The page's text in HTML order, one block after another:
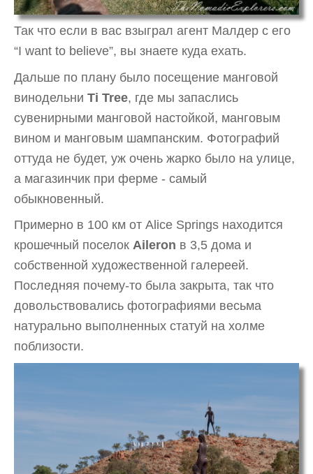
Так что если в вас взыграл агент Малдер с его
“I want to believe”, вы знаете куда ехать.
Дальше по плану было посещение манговой
винодельни Ti Tree, где мы запаслись
сувенирными манговой настойкой, манговым
вином и манговым шампанским. Фотографий
оттуда не будет, уж очень жарко было на улице,
а магазинчик при ферме - самый
обыкновенный.
Примерно в 100 км от Alice Springs находится
крошечный поселок Aileron в 3,5 дома и
собственной художественной галереей.
Последняя почему-то была закрыта, так что
довольствовались фотографиями весьма
натурально выполненных статуй на холме
поблизости.